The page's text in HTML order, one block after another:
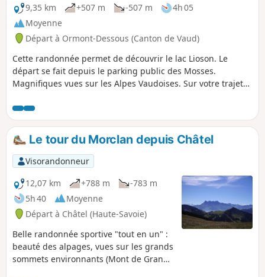
9,35 km
+507 m -507 m
4h 05
Moyenne
Départ à Ormont-Dessous (Canton de Vaud)
Cette randonnée permet de découvrir le lac Lioson. Le
départ se fait depuis le parking public des Mosses.
Magnifiques vues sur les Alpes Vaudoises. Sur votre trajet
Le tour du Morclan depuis Châtel
Visorandonneur
12,07 km
+788 m
-783 m
5h 40
Moyenne
Départ à Châtel (Haute-Savoie)
Belle randonnée sportive "tout en un" :
beauté des alpages, vues sur les grands
sommets environnants (Mont de Grange